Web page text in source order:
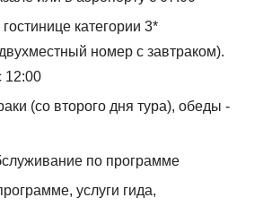
категории 3*
номер с завтраком).
12:00
(со второго дня тура), обеды -
по программе
услуги гида,